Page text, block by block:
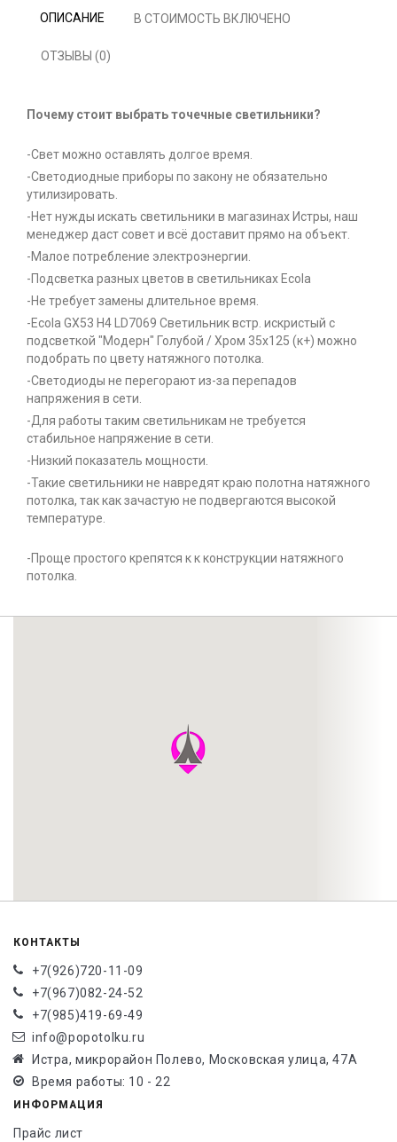
ОПИСАНИЕ В СТОИМОСТЬ ВКЛЮЧЕНО
ОТЗЫВЫ (0)
Почему стоит выбрать точечные светильники?
-Свет можно оставлять долгое время.
-Светодиодные приборы по закону не обязательно
утилизировать.
-Нет нужды искать светильники в магазинах Истры, наш
менеджер даст совет и всё доставит прямо на объект.
-Малое потребление электроэнергии.
-Подсветка разных цветов в светильниках Ecola
-Не требует замены длительное время.
-Ecola GX53 H4 LD7069 Светильник встр. искристый с
подсветкой "Модерн" Голубой / Хром 35x125 (к+) можно
подобрать по цвету натяжного потолка.
-Светодиоды не перегорают из-за перепадов
напряжения в сети.
-Для работы таким светильникам не требуется
стабильное напряжение в сети.
-Низкий показатель мощности.
-Такие светильники не навредят краю полотна натяжного
потолка, так как зачастую не подвергаются высокой
температуре.
-Проще простого крепятся к к конструкции натяжного
потолка.
КОНТАКТЫ
+7(926)720-11-09
+7(967)082-24-52
+7(985)419-69-49
info@popotolku.ru
Истра, микрорайон Полево, Московская улица, 47А
Время работы: 10 - 22
ИНФОРМАЦИЯ
Прайс лист